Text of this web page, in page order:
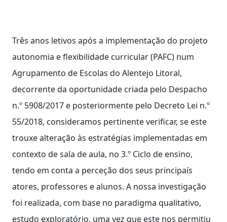
Três anos letivos após a implementação do projeto
autonomia e flexibilidade curricular (PAFC) num
Agrupamento de Escolas do Alentejo Litoral,
decorrente da oportunidade criada pelo Despacho
n.º 5908/2017 e posteriormente pelo Decreto Lei n.º
55/2018, consideramos pertinente verificar, se este
trouxe alteração às estratégias implementadas em
contexto de sala de aula, no 3.º Ciclo de ensino,
tendo em conta a perceção dos seus principaís
atores, professores e alunos. A nossa investigação
foi realizada, com base no paradigma qualitativo,
estudo exploratório, uma vez que este nos permitiu